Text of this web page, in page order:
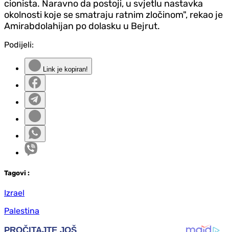
cionista. Naravno da postoji, u svjetlu nastavka
okolnosti koje se smatraju ratnim zločinom", rekao je
Amirabdolahijan po dolasku u Bejrut.
Podijeli:
Link je kopiran!
Tagovi :
Izrael
Palestina